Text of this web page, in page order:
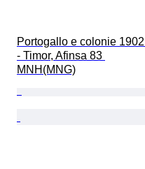
Portogallo e colonie 1902
- Timor, Afinsa 83
MNH(MNG)